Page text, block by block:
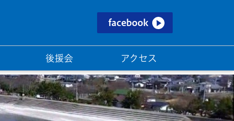
facebook
後援会 アクセス